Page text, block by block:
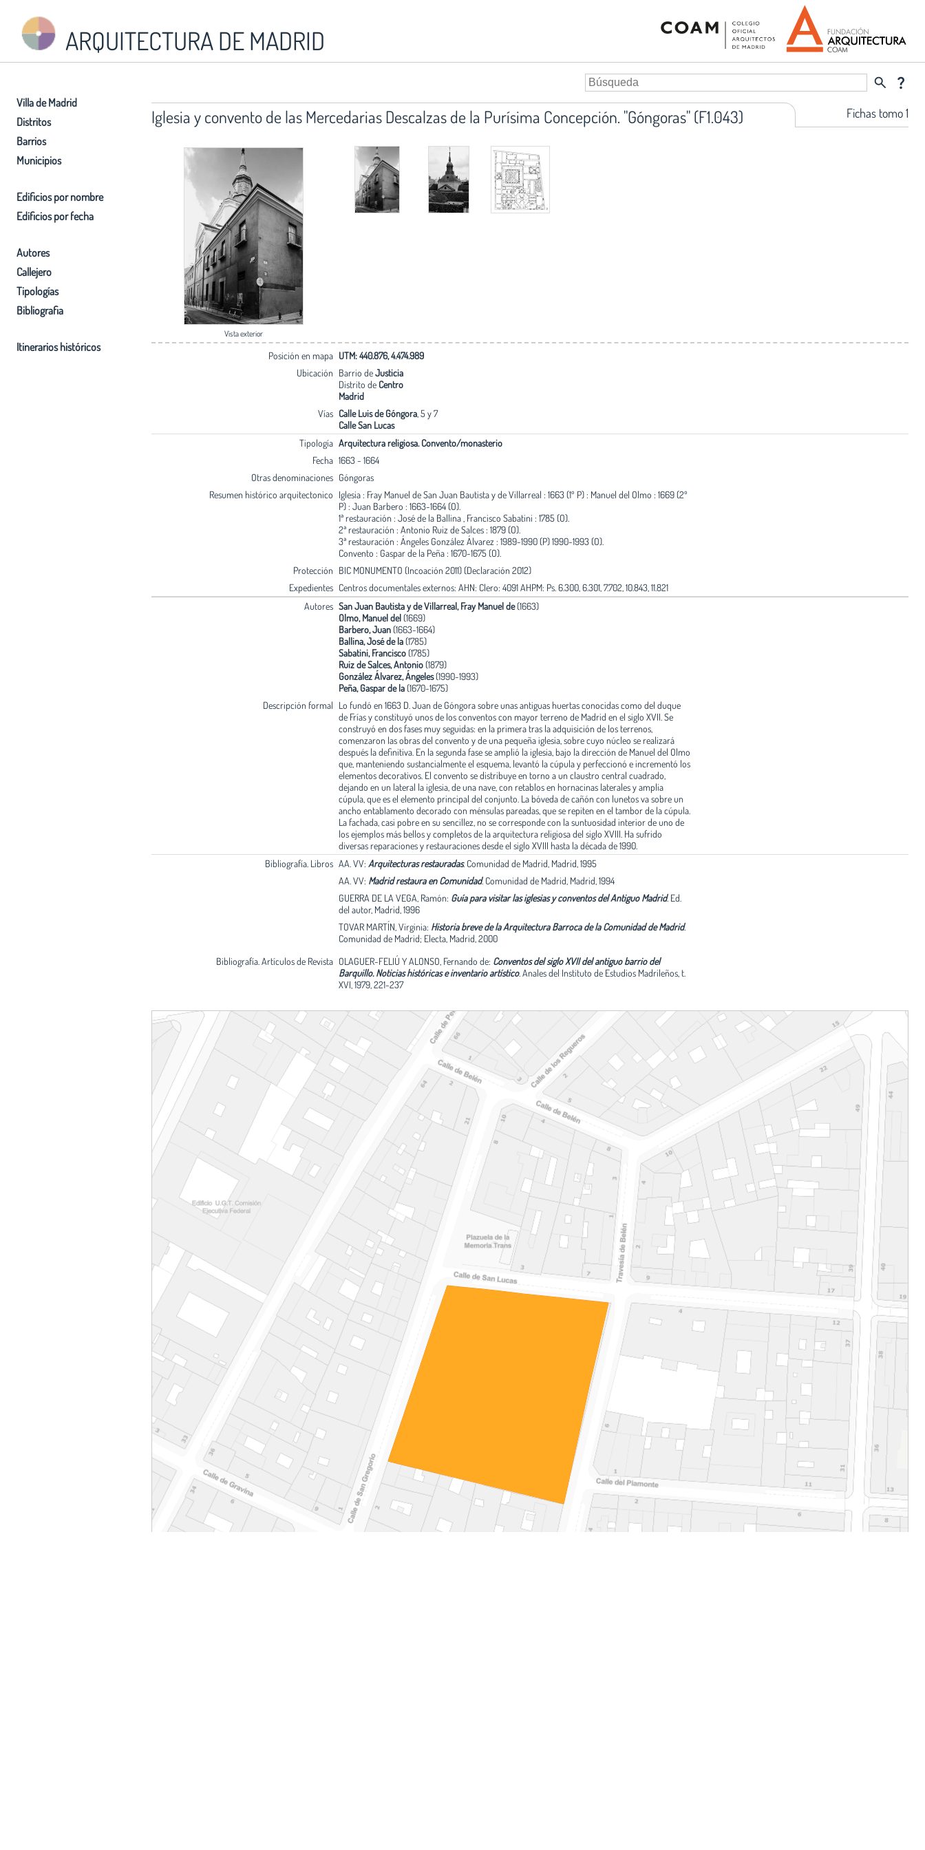
ARQUITECTURA DE MADRID
Villa de Madrid
Distritos
Barrios
Municipios
Edificios por nombre
Edificios por fecha
Autores
Callejero
Tipologías
Bibliografia
Itinerarios históricos
search question_mark
Iglesia y convento de las Mercedarias Descalzas de la Purísima Concepción. "Góngoras" (F1.043) Fichas tomo 1
Vista exterior
Posición en mapa UTM: 440.876, 4.474.989
Ubicación Barrio deJusticia
Distrito de Centro
Madrid
Vías Calle Luis de Góngora , 5 y 7
Calle San Lucas
Tipología Arquitectura religiosa. Convento/monasterio
Fecha 1663 - 1664
Otras denominaciones Góngoras
Resumen histórico arquitectonico Iglesia : Fray Manuel de San Juan Bautista y de Villarreal : 1663 (1º P) : Manuel del Olmo : 1669 (2º
P) : Juan Barbero : 1663-1664 (O).
1ª restauración : José de la Ballina , Francisco Sabatini : 1785 (O).
2ª restauración : Antonio Ruiz de Salces : 1879 (O).
3ª restauración : Ángeles González Álvarez : 1989-1990 (P) 1990-1993 (O).
Convento : Gaspar de la Peña : 1670-1675 (O).
Protección BIC MONUMENTO (Incoación 2011) (Declaración 2012)
Expedientes Centros documentales externos: AHN: Clero: 4091 AHPM: Ps. 6.300, 6.301, 7.702, 10.843, 11.821
Autores San Juan Bautista y de Villarreal, Fray Manuel de(1663)
Olmo, Manuel del(1669)
Barbero, Juan(1663-1664)
Ballina, José de la(1785)
Sabatini, Francisco(1785)
Ruiz de Salces, Antonio(1879)
González Álvarez, Ángeles(1990-1993)
Peña, Gaspar de la(1670-1675)
Descripción formal Lo fundó en 1663 D. Juan de Góngora sobre unas antiguas huertas conocidas como del duque
de Frías y constituyó unos de los conventos con mayor terreno de Madrid en el siglo XVII. Se
construyó en dos fases muy seguidas: en la primera tras la adquisición de los terrenos,
comenzaron las obras del convento y de una pequeña iglesia, sobre cuyo núcleo se realizará
después la definitiva. En la segunda fase se amplió la iglesia, bajo la dirección de Manuel del Olmo
que, manteniendo sustancialmente el esquema, levantó la cúpula y perfeccionó e incrementó los
elementos decorativos. El convento se distribuye en torno a un claustro central cuadrado,
dejando en un lateral la iglesia, de una nave, con retablos en hornacinas laterales y amplia
cúpula, que es el elemento principal del conjunto. La bóveda de cañón con lunetos va sobre un
ancho entablamento decorado con ménsulas pareadas, que se repiten en el tambor de la cúpula.
La fachada, casi pobre en su sencillez, no se corresponde con la suntuosidad interior de uno de
los ejemplos más bellos y completos de la arquitectura religiosa del siglo XVIII. Ha sufrido
diversas reparaciones y restauraciones desde el siglo XVIII hasta la década de 1990.
Bibliografía. Libros AA. VV: Arquitecturas restauradas. Comunidad de Madrid, Madrid, 1995
AA. VV: Madrid restaura en Comunidad. Comunidad de Madrid, Madrid, 1994
GUERRA DE LA VEGA, Ramón: Guía para visitar las iglesias y conventos del Antiguo Madrid. Ed.
del autor, Madrid, 1996
TOVAR MARTÍN, Virginia: Historia breve de la Arquitectura Barroca de la Comunidad de Madrid.
Comunidad de Madrid; Electa, Madrid, 2000
Bibliografía. Artículos de Revista OLAGUER-FELIÚ Y ALONSO, Fernando de: Conventos del siglo XVII del antiguo barrio del
Barquillo. Noticias históricas e inventario artístico. Anales del Instituto de Estudios Madrileños, t.
XVI, 1979, 221-237